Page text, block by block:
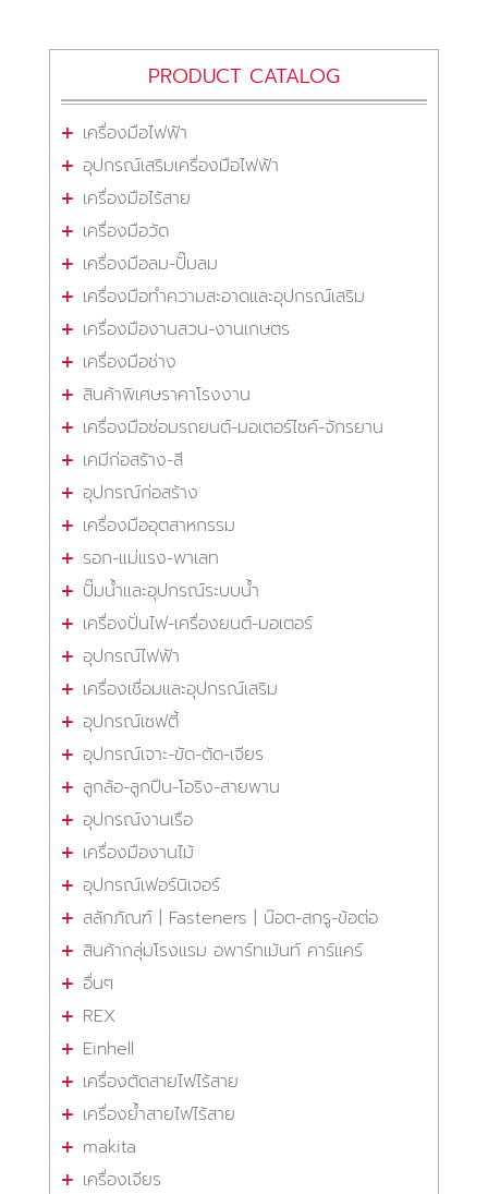
PRODUCT CATALOG
เครื่องมือไฟฟ้า
อุปกรณ์เสริมเครื่องมือไฟฟ้า
เครื่องมือไร้สาย
เครื่องมือวัด
เครื่องมือลม-ปั๊มลม
เครื่องมือทำความสะอาดและอุปกรณ์เสริม
เครื่องมืองานสวน-งานเกษตร
เครื่องมือช่าง
สินค้าพิเศษราคาโรงงาน
เครื่องมือซ่อมรถยนต์-มอเตอร์ไซค์-จักรยาน
เคมีก่อสร้าง-สี
อุปกรณ์ก่อสร้าง
เครื่องมืออุตสาหกรรม
รอก-แม่แรง-พาเลท
ปั๊มน้ำและอุปกรณ์ระบบน้ำ
เครื่องปั่นไฟ-เครื่องยนต์-มอเตอร์
อุปกรณ์ไฟฟ้า
เครื่องเชื่อมและอุปกรณ์เสริม
อุปกรณ์เซฟตี้
อุปกรณ์เจาะ-ขัด-ตัด-เจียร
ลูกล้อ-ลูกปืน-โอริง-สายพาน
อุปกรณ์งานเรือ
เครื่องมืองานไม้
อุปกรณ์เฟอร์นิเจอร์
สลักภัณฑ์ | Fasteners | น๊อต-สกรู-ข้อต่อ
สินค้ากลุ่มโรงแรม อพาร์ทเม้นท์ คาร์แคร์
อื่นๆ
REX
Einhell
เครื่องตัดสายไฟไร้สาย
เครื่องย้ำสายไฟไร้สาย
makita
เครื่องเจียร